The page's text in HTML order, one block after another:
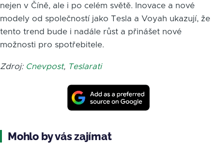
nejen v Číně, ale i po celém světě. Inovace a nové
modely od společností jako Tesla a Voyah ukazují, že
tento trend bude i nadále růst a přinášet nové
možnosti pro spotřebitele.
Zdroj: Cnevpost, Teslarati
Mohlo by vás zajímat